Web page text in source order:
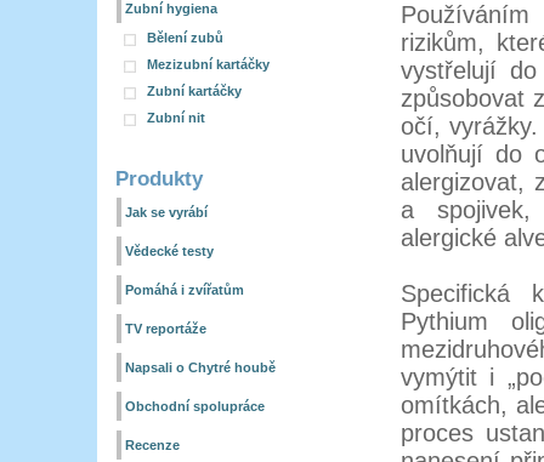
Zubní hygiena
Bělení zubů
Mezizubní kartáčky
Zubní kartáčky
Zubní nit
Produkty
Jak se vyrábí
Vědecké testy
Pomáhá i zvířatům
TV reportáže
Napsali o Chytré houbě
Obchodní spolupráce
Recenze
rizikům,
vystřelují
způsobovat
očí,
uvolňují do
alergizovat,
a spojivek,
alergické
Specifická
Pythium
vymýtit i
omítkách,
proces